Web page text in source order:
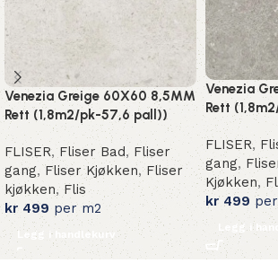
Venezia Greige 60X60 8,5MM
Rett (1,8m2/pk-57,6 pall))
FLISER,Fliser Bad, Fliser
gang,Fliser Kjøkken,Fliser
kjøkken, Flis
kr 499 per m2
Legg i handlekurv
Venezia
Rett
FLISER,
gang,
Kjøkken,
kr499
Legg i